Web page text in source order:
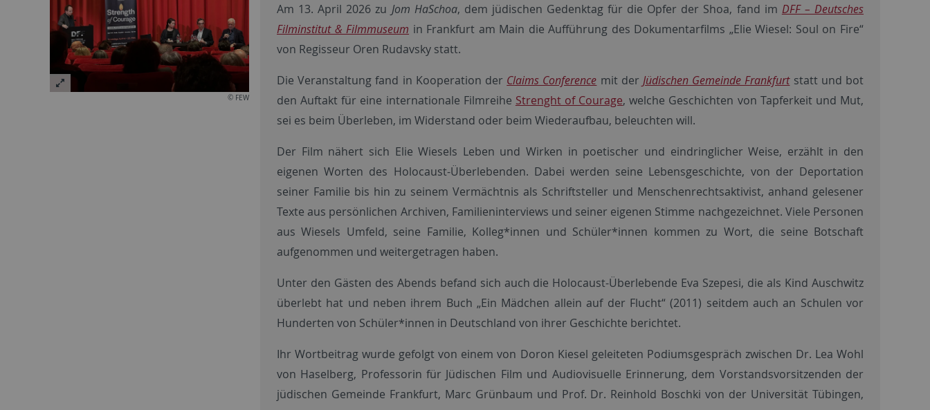
© FEW
Am 13. April 2026 zu Jom HaSchoa, dem jüdischen Gedenktag für die Opfer der Shoa, fand im DFF – Deutsches
Filminstitut & Filmmuseum in Frankfurt am Main die Aufführung des Dokumentarfilms „Elie Wiesel: Soul on Fire“
von Regisseur Oren Rudavsky statt.
Die Veranstaltung fand in Kooperation der Claims Conference mit derJüdischen Gemeinde Frankfurtstatt und bot
den Auftakt für eine internationale Filmreihe Strenght of Courage, welche Geschichten von Tapferkeit und Mut,
sei es beim Überleben, im Widerstand oder beim Wiederaufbau, beleuchten will.
Der Film nähert sich Elie Wiesels Leben und Wirken in poetischer und eindringlicher Weise, erzählt in den
eigenen Worten des Holocaust-Überlebenden. Dabei werden seine Lebensgeschichte, von der Deportation
seiner Familie bis hin zu seinem Vermächtnis als Schriftsteller und Menschenrechtsaktivist, anhand gelesener
Texte aus persönlichen Archiven, Familieninterviews und seiner eigenen Stimme nachgezeichnet. Viele Personen
aus Wiesels Umfeld, seine Familie, Kolleg*innen und Schüler*innen kommen zu Wort, die seine Botschaft
aufgenommen und weitergetragen haben.
Unter den Gästen des Abends befand sich auch die Holocaust-Überlebende Eva Szepesi, die als Kind Auschwitz
überlebt hat und neben ihrem Buch „Ein Mädchen allein auf der Flucht“ (2011) seitdem auch an Schulen vor
Hunderten von Schüler*innen in Deutschland von ihrer Geschichte berichtet.
Ihr Wortbeitrag wurde gefolgt von einem von Doron Kiesel geleiteten Podiumsgespräch zwischen Dr. Lea Wohl
von Haselberg, Professorin für Jüdischen Film und Audiovisuelle Erinnerung, dem Vorstandsvorsitzenden der
jüdischen Gemeinde Frankfurt, Marc Grünbaum und Prof. Dr. Reinhold Boschki von der Universität Tübingen,